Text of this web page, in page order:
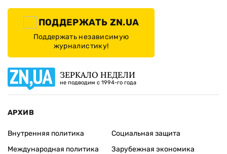
ПОДДЕРЖАТЬ ZN.UA
Поддержать независимую
журналистику!
ЗЕРКАЛО НЕДЕЛИ
не подводим с 1994-го года
АРХИВ
Внутренняя политика
Международная политика
Социальная защита
Зарубежная экономика